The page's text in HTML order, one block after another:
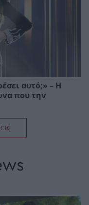
αυτό;» – Η
που την